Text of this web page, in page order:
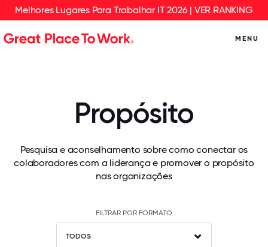
Melhores Lugares Para Trabalhar IT 2026 | VER RANKING
MENU
Propósito
Pesquisa e aconselhamento sobre como conectar os
colaboradores com a liderança e promover o propósito
nas organizações
FILTRAR POR FORMATO
TODOS